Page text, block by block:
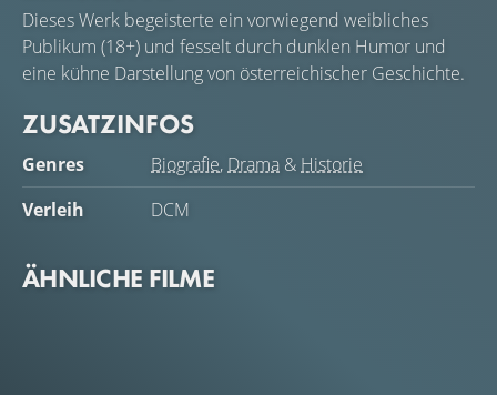
Dieses Werk begeisterte ein vorwiegend weibliches
Publikum (18+) und fesselt durch dunklen Humor und
eine kühne Darstellung von österreichischer Geschichte.
ZUSATZINFOS
Genres Biografie, Drama & Historie
Verleih
DCM
ÄHNLICHE FILME